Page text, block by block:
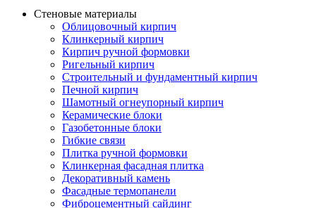
Стеновые материалы
Облицовочный кирпич
Клинкерный кирпич
Кирпич ручной формовки
Ригельный кирпич
Строительный и фундаментный кирпич
Печной кирпич
Шамотный огнеупорный кирпич
Керамические блоки
Газобетонные блоки
Гибкие связи
Плитка ручной формовки
Клинкерная фасадная плитка
Декоративный камень
Фасадные термопанели
Фиброцементный сайдинг